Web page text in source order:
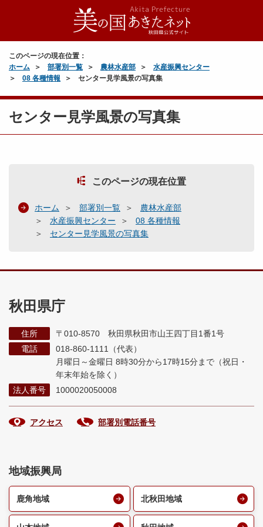
このページの現在位置：
ホーム
部署別一覧 農林水産部
水産振興センター
08 各種情報
センター見学風景の写真集
センター見学風景の写真集
このページの現在位置
ホーム 部署別一覧
農林水産部
水産振興センター
08 各種情報
センター見学風景の写真集
秋田県庁
住所
〒010-8570 秋田県秋田市山王四丁目1番1号
電話
018-860-1111（代表）
月曜日～金曜日 8時30分から17時15分まで （祝日・
年末年始を除く）
法人番号
1000020050008
アクセス 部署別電話番号
地域振興局
鹿角地域 北秋田地域